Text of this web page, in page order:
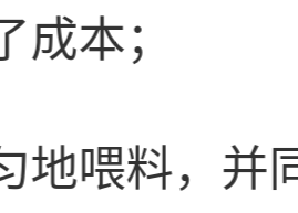
本；
地喂料，并